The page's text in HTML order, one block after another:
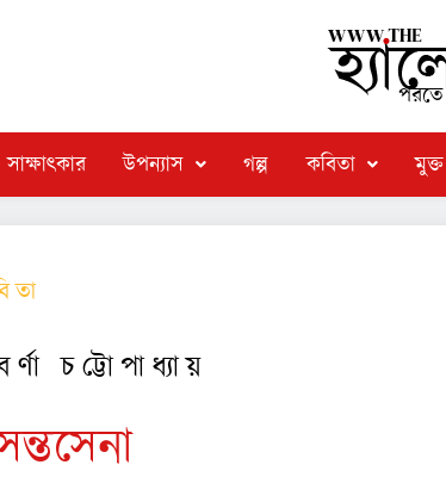
পরতে
সাক্ষাৎকার উপন্যাস গল্প কবিতা
তা
র্ণা চ ট্টো পা ধ্যা য়